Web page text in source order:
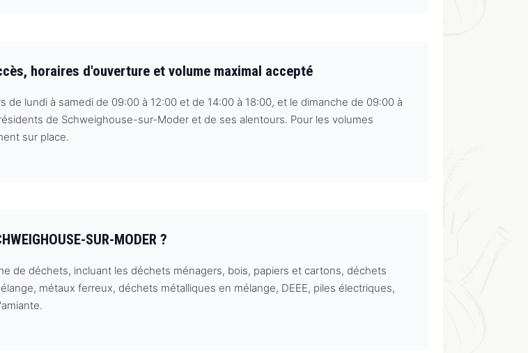
horaires d'ouverture et volume maximal accepté
lundi à samedi de 09:00 à 12:00 et de 14:00 à 18:00, et le dimanche de 09:00 à
de Schweighouse-sur-Moder et de ses alentours. Pour les volumes
sur place.
SUR-MODER ?
de déchets, incluant les déchets ménagers, bois, papiers et cartons, déchets
métaux ferreux, déchets métalliques en mélange, DEEE, piles électriques,